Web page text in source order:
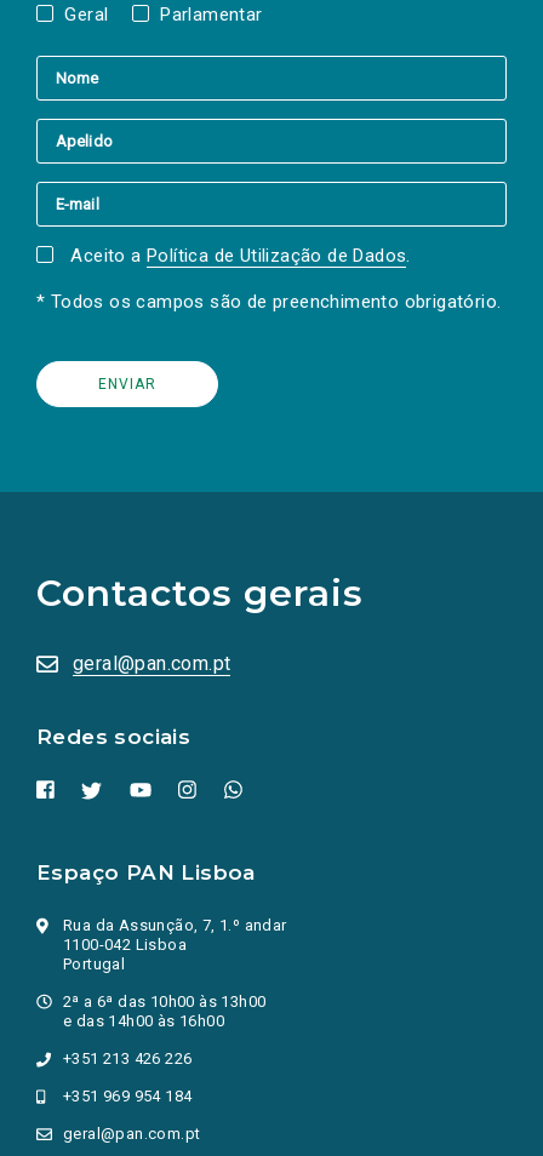
Geral Parlamentar
Aceito a Política de Utilização de Dados.
* Todos os campos são de preenchimento obrigatório.
Contactos gerais
geral@pan.com.pt
Redes sociais
redes
sociais
numa
nova
Espaço PAN Lisboa
Rua da Assunção, 7, 1.º andar
1100-042 Lisboa
Portugal
2ª a 6ª das 10h00 às 13h00
e das 14h00 às 16h00
+351 213 426 226
+351 969 954 184
geral@pan.com.pt